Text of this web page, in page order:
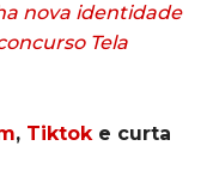
nova identidade
Tela
, Tiktoke curta